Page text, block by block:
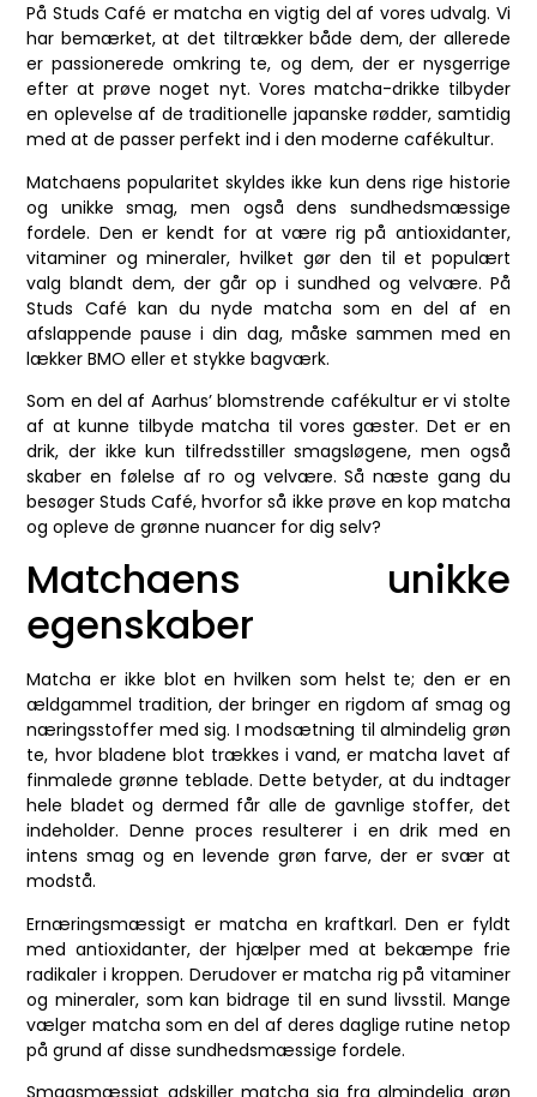
På Studs Café er matcha en vigtig del af vores udvalg. Vi
har bemærket, at det tiltrækker både dem, der allerede
er passionerede omkring te, og dem, der er nysgerrige
efter at prøve noget nyt. Vores matcha-drikke tilbyder
en oplevelse af de traditionelle japanske rødder, samtidig
med at de passer perfekt ind i den moderne cafékultur.
Matchaens popularitet skyldes ikke kun dens rige historie
og unikke smag, men også dens sundhedsmæssige
fordele. Den er kendt for at være rig på antioxidanter,
vitaminer og mineraler, hvilket gør den til et populært
valg blandt dem, der går op i sundhed og velvære. På
Studs Café kan du nyde matcha som en del af en
afslappende pause i din dag, måske sammen med en
lækker BMO eller et stykke bagværk.
Som en del af Aarhus’ blomstrende cafékultur er vi stolte
af at kunne tilbyde matcha til vores gæster. Det er en
drik, der ikke kun tilfredsstiller smagsløgene, men også
skaber en følelse af ro og velvære. Så næste gang du
besøger Studs Café, hvorfor så ikke prøve en kop matcha
og opleve de grønne nuancer for dig selv?
Matchaens unikke
egenskaber
Matcha er ikke blot en hvilken som helst te; den er en
ældgammel tradition, der bringer en rigdom af smag og
næringsstoffer med sig. I modsætning til almindelig grøn
te, hvor bladene blot trækkes i vand, er matcha lavet af
finmalede grønne teblade. Dette betyder, at du indtager
hele bladet og dermed får alle de gavnlige stoffer, det
indeholder. Denne proces resulterer i en drik med en
intens smag og en levende grøn farve, der er svær at
modstå.
Ernæringsmæssigt er matcha en kraftkarl. Den er fyldt
med antioxidanter, der hjælper med at bekæmpe frie
radikaler i kroppen. Derudover er matcha rig på vitaminer
og mineraler, som kan bidrage til en sund livsstil. Mange
vælger matcha som en del af deres daglige rutine netop
på grund af disse sundhedsmæssige fordele.